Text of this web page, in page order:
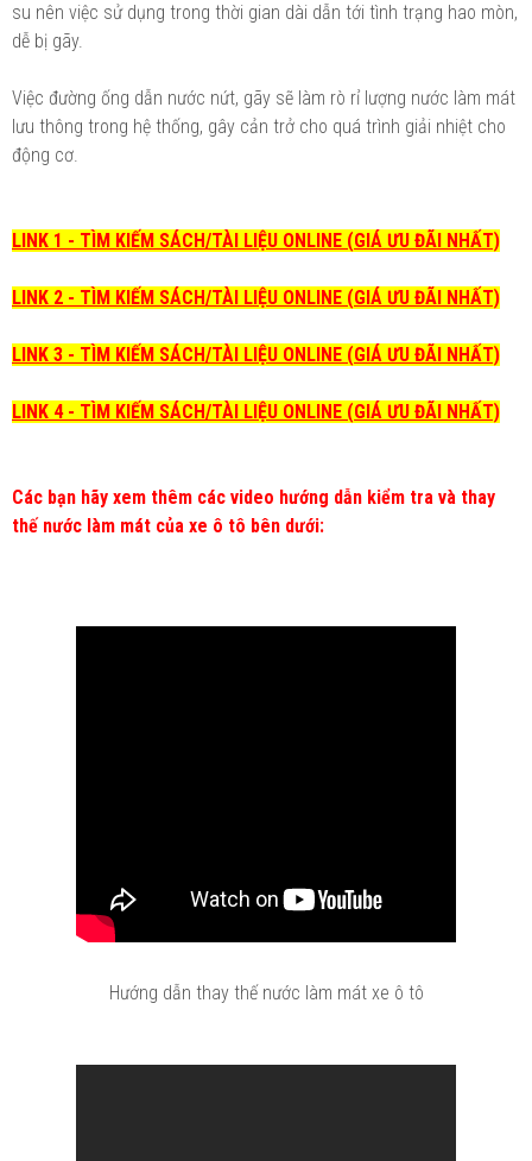
su nên việc sử dụng trong thời gian dài dẫn tới tình trạng hao mòn,
dễ bị gãy.
Việc đường ống dẫn nước nứt, gãy sẽ làm rò rỉ lượng nước làm mát
lưu thông trong hệ thống, gây cản trở cho quá trình giải nhiệt cho
động cơ.
LINK 1 - TÌM KIẾM SÁCH/TÀI LIỆU ONLINE (GIÁ ƯU ĐÃI NHẤT)
LINK 2 - TÌM KIẾM SÁCH/TÀI LIỆU ONLINE (GIÁ ƯU ĐÃI NHẤT)
LINK 3 - TÌM KIẾM SÁCH/TÀI LIỆU ONLINE (GIÁ ƯU ĐÃI NHẤT)
LINK 4 - TÌM KIẾM SÁCH/TÀI LIỆU ONLINE (GIÁ ƯU ĐÃI NHẤT)
Các bạn hãy xem thêm các video hướng dẫn kiểm tra và thay
thế nước làm mát của xe ô tô bên dưới:
Hướng dẫn thay thế nước làm mát xe ô tô